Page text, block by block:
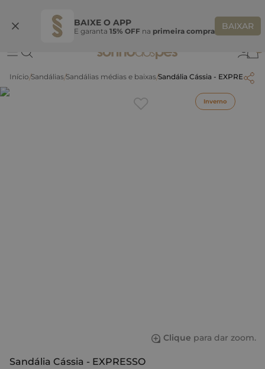
BAIXE O APP
E garanta 15% OFF na primeira compra BAIXAR
Ganhe 10% OFF na coleção utilizando o código do seu vendedor*
Sandálias Sandálias médias e baixas Sandália Cássia - EXPRESSO
Inverno
Clique para dar zoom.
Sandália Cássia - EXPRESSO